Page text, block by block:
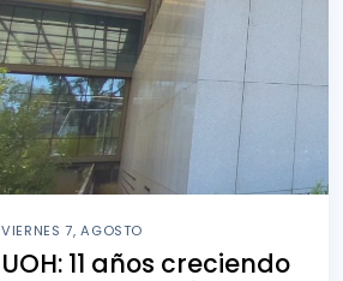
VIERNES 7, AGOSTO
UOH: 11 años creciendo